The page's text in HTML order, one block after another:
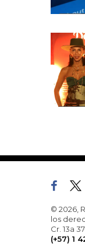
© 2026,
los
Cr. 13a
(+57) 1